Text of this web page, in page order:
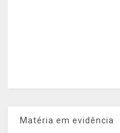
Matéria em evidência